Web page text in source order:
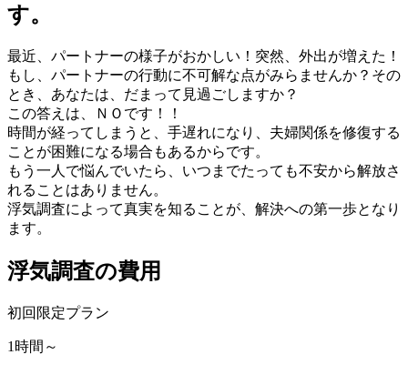
す。
最近、パートナーの様子がおかしい！突然、外出が増えた！
もし、パートナーの行動に不可解な点がみらませんか？その
とき、あなたは、だまって見過ごしますか？
この答えは、ＮＯです！！
時間が経ってしまうと、手遅れになり、夫婦関係を修復する
ことが困難になる場合もあるからです。
もう一人で悩んでいたら、いつまでたっても不安から解放さ
れることはありません。
浮気調査によって真実を知ることが、解決への第一歩となり
ます。
浮気調査の費用
初回限定プラン
1時間～